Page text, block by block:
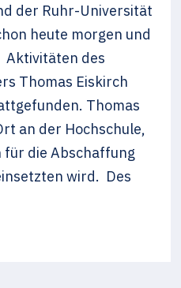
der Ruhr-Universität
heute morgen und
Aktivitäten des
Thomas Eiskirch
Thomas
an der Hochschule,
für die Abschaffung
wird. Des